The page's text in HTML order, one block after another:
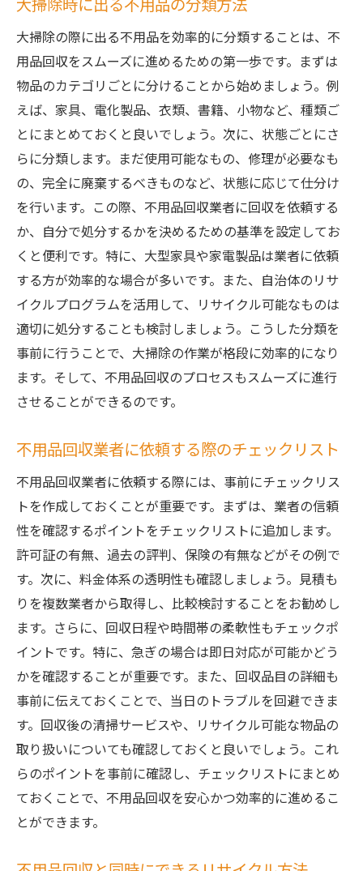
大掃除の際に出る不用品を効率的に分類することは、不
用品回収をスムーズに進めるための第一歩です。まずは
物品のカテゴリごとに分けることから始めましょう。例
えば、家具、電化製品、衣類、書籍、小物など、種類ご
とにまとめておくと良いでしょう。次に、状態ごとにさ
らに分類します。まだ使用可能なもの、修理が必要なも
の、完全に廃棄するべきものなど、状態に応じて仕分け
を行います。この際、不用品回収業者に回収を依頼する
か、自分で処分するかを決めるための基準を設定してお
くと便利です。特に、大型家具や家電製品は業者に依頼
する方が効率的な場合が多いです。また、自治体のリサ
イクルプログラムを活用して、リサイクル可能なものは
適切に処分することも検討しましょう。こうした分類を
事前に行うことで、大掃除の作業が格段に効率的になり
ます。そして、不用品回収のプロセスもスムーズに進行
させることができるのです。
不用品回収業者に依頼する際のチェックリスト
不用品回収業者に依頼する際には、事前にチェックリス
トを作成しておくことが重要です。まずは、業者の信頼
性を確認するポイントをチェックリストに追加します。
許可証の有無、過去の評判、保険の有無などがその例で
す。次に、料金体系の透明性も確認しましょう。見積も
りを複数業者から取得し、比較検討することをお勧めし
ます。さらに、回収日程や時間帯の柔軟性もチェックポ
イントです。特に、急ぎの場合は即日対応が可能かどう
かを確認することが重要です。また、回収品目の詳細も
事前に伝えておくことで、当日のトラブルを回避できま
す。回収後の清掃サービスや、リサイクル可能な物品の
取り扱いについても確認しておくと良いでしょう。これ
らのポイントを事前に確認し、チェックリストにまとめ
ておくことで、不用品回収を安心かつ効率的に進めるこ
とができます。